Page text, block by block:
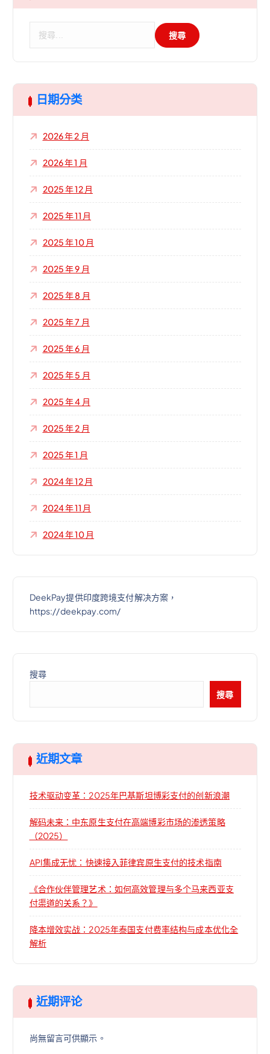
字
:
日期分类
2026 年 2 月
2026 年 1 月
2025 年 12 月
2025 年 11 月
2025 年 10 月
2025 年 9 月
2025 年 8 月
2025 年 7 月
2025 年 6 月
2025 年 5 月
2025 年 4 月
2025 年 2 月
2025 年 1 月
2024 年 12 月
2024 年 11 月
2024 年 10 月
DeekPay提供印度跨境支付解决方案，
https://deekpay.com/
搜尋
搜尋
近期文章
技术驱动变革：2025年巴基斯坦博彩支付的创新浪潮
解码未来：中东原生支付在高端博彩市场的渗透策略
（2025）
API集成无忧：快速接入菲律宾原生支付的技术指南
《合作伙伴管理艺术：如何高效管理与多个马来西亚支
付渠道的关系？》
降本增效实战：2025年泰国支付费率结构与成本优化全
解析
近期评论
尚無留言可供顯示。